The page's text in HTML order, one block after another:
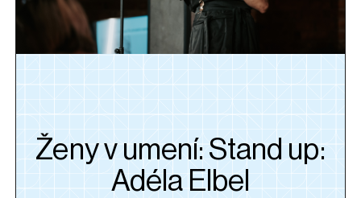
Ženy v umení: Stand up:
Adéla Elbel